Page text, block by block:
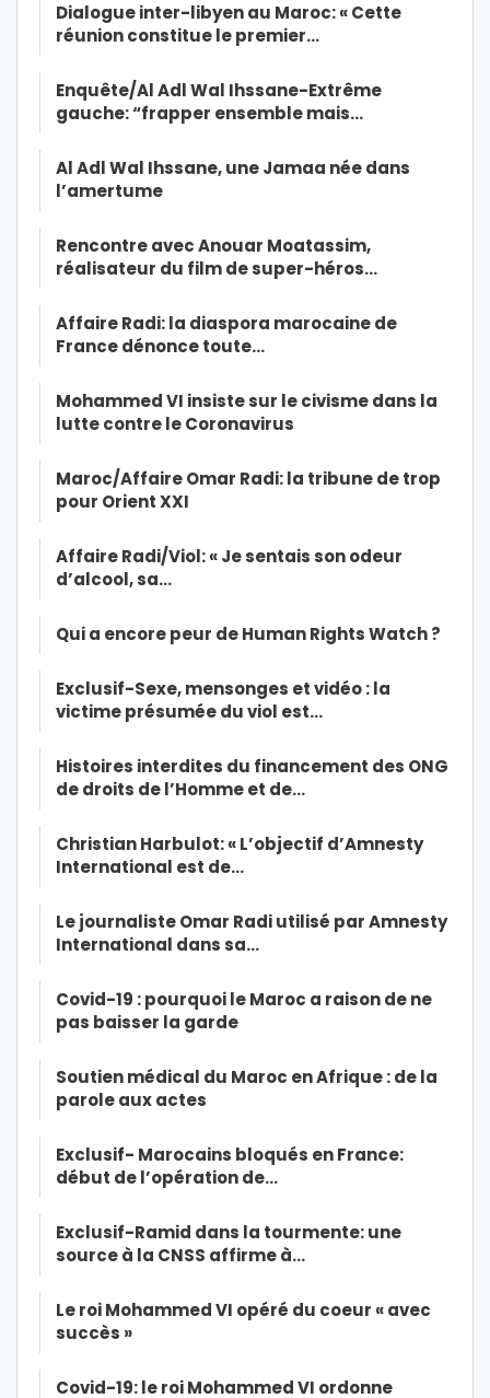
Dialogue inter-libyen au Maroc: « Cette
réunion constitue le premier…
Enquête/Al Adl Wal Ihssane-Extrême
gauche: “frapper ensemble mais…
Al Adl Wal Ihssane, une Jamaa née dans
l’amertume
Rencontre avec Anouar Moatassim,
réalisateur du film de super-héros…
Affaire Radi: la diaspora marocaine de
France dénonce toute…
Mohammed VI insiste sur le civisme dans la
lutte contre le Coronavirus
Maroc/Affaire Omar Radi: la tribune de trop
pour Orient XXI
Affaire Radi/Viol: « Je sentais son odeur
d’alcool, sa…
Qui a encore peur de Human Rights Watch ?
Exclusif-Sexe, mensonges et vidéo : la
victime présumée du viol est…
Histoires interdites du financement des ONG
de droits de l’Homme et de…
Christian Harbulot: « L’objectif d’Amnesty
International est de…
Le journaliste Omar Radi utilisé par Amnesty
International dans sa…
Covid-19 : pourquoi le Maroc a raison de ne
pas baisser la garde
Soutien médical du Maroc en Afrique : de la
parole aux actes
Exclusif- Marocains bloqués en France:
début de l’opération de…
Exclusif-Ramid dans la tourmente: une
source à la CNSS affirme à…
Le roi Mohammed VI opéré du coeur « avec
succès »
Covid-19: le roi Mohammed VI ordonne